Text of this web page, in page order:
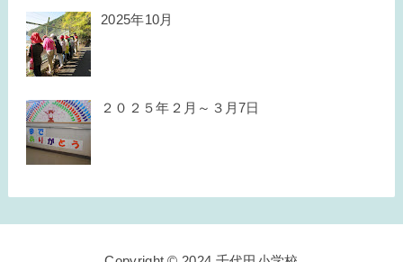
2025年10月
２０２５年２月～３月7日